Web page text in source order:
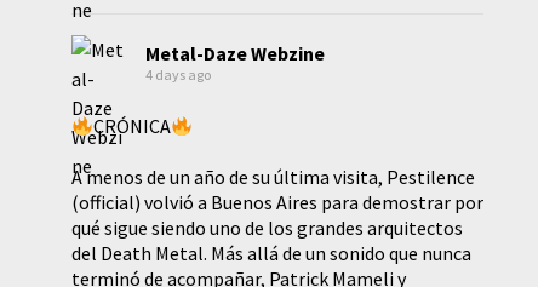
Metal-Daze Webzine
4 days ago
CRÓNICA
A menos de un año de su última visita, Pestilence
(official) volvió a Buenos Aires para demostrar por
qué sigue siendo uno de los grandes arquitectos
del Death Metal. Más allá de un sonido que nunca
terminó de acompañar, Patrick Mameli y